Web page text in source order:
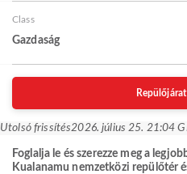
Class
Gazdaság
Utolsó frissítés2026. július 25. 21:04
Foglalja le és szerezze meg a
Kualanamu nemzetközi repülőtér